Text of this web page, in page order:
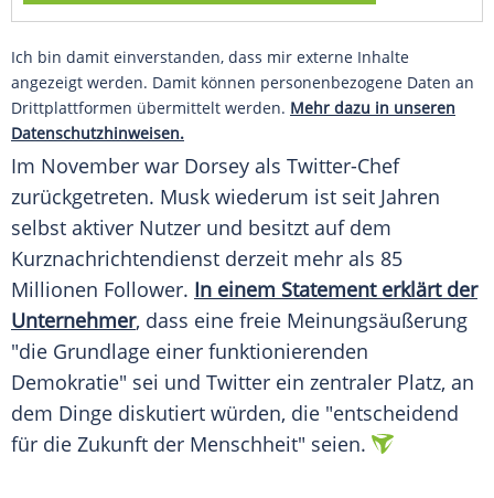
Ich bin damit einverstanden, dass mir externe Inhalte
angezeigt werden. Damit können personenbezogene Daten an
Drittplattformen übermittelt werden. Mehr dazu in unseren
Datenschutzhinweisen.
Im November war Dorsey als Twitter-Chef
zurückgetreten. Musk wiederum ist seit Jahren
selbst aktiver Nutzer und besitzt auf dem
Kurznachrichtendienst derzeit mehr als 85
Millionen Follower. In einem Statement erklärt der
Unternehmer, dass eine freie Meinungsäußerung
"die Grundlage einer funktionierenden
Demokratie" sei und Twitter ein zentraler Platz, an
dem Dinge diskutiert würden, die "entscheidend
für die Zukunft der Menschheit" seien.